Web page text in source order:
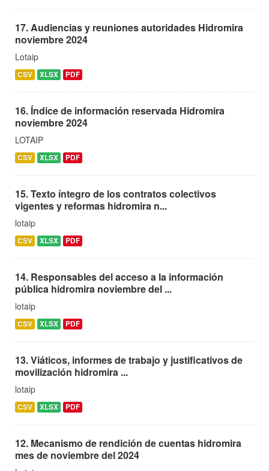
17. Audiencias y reuniones autoridades Hidromira
noviembre 2024
Lotaip
CSV XLSX PDF
16. Índice de información reservada Hidromira
noviembre 2024
LOTAIP
CSV XLSX PDF
15. Texto íntegro de los contratos colectivos
vigentes y reformas hidromira n...
lotaip
CSV XLSX PDF
14. Responsables del acceso a la información
pública hidromira noviembre del ...
lotaip
CSV XLSX PDF
13. Viáticos, informes de trabajo y justificativos de
movilización hidromira ...
lotaip
CSV XLSX PDF
12. Mecanismo de rendición de cuentas hidromira
mes de noviembre del 2024